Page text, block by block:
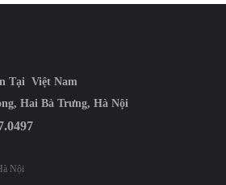
Tại Việt Nam
Hai Bà Trưng, Hà Nội
Nội